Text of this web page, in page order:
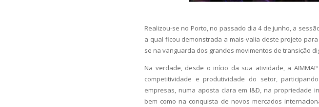
Realizou-se no Porto, no passado dia 4 de junho, a
a qual ficou demonstrada a mais-valia deste projeto
se na vanguarda dos grandes movimentos de transição
Na verdade, desde o início da sua atividade, a
competitividade e produtividade do setor,
empresas, numa aposta clara em I&D, na propriedade
bem como na conquista de novos mercados